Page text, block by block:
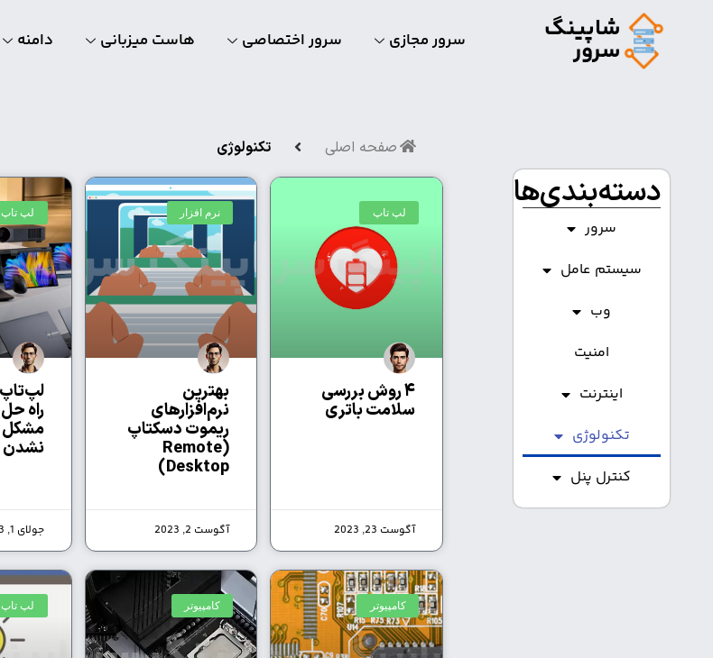
شاپینگ
سرور سرور مجازی سرور اختصاصی هاست میزبانی دامنه
دسته‌بندی‌ها
سرور
سیستم عامل
وب
امنیت
اینترنت
تکنولوژی
کنترل پنل
صفحه اصلی تکنولوژی
لپ تاپ
۴ روش بررسی
سلامت باتری
آگوست 23, 2023
نرم افزار
بهترین
نرم‌افزارهای
ریموت دسکتاپ
(Remote
Desktop)
آگوست 2, 2023
لپ تاپ
راه
نشدن
جولای 1, 2023
کامپیوتر کامپیوتر لپ تاپ